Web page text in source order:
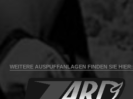
WEITERE AUSPUFFANLAGEN FINDEN SIE HIER: